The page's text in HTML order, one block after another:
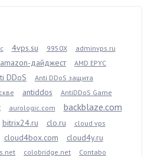
4vps.su 9950X
adminvps.ru
amazon-дайджест
AMD EPYC
DDoS
Anti DDoS защита
antiddos
AntiDDoS Game
aurologic.com backblaze.com
bitrix24.ru clo.ru cloud vps
cloud4box.com cloud4y.ru
colobridge.net Contabo